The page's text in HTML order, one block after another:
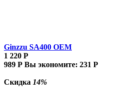
Ginzzu SA400 OEM
1 220 Р
989 Р Вы экономите: 231 Р
Скидка 14%